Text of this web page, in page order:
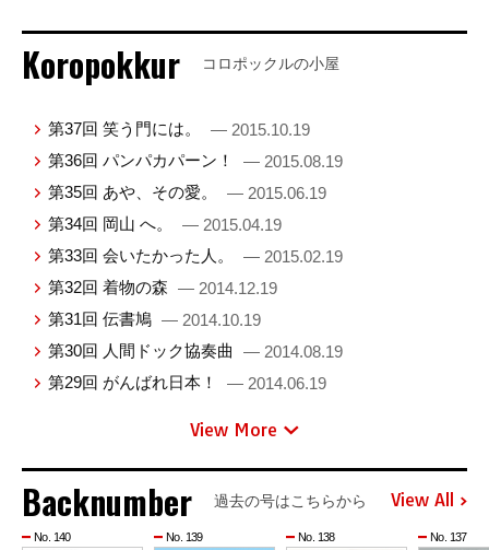
Koropokkur コロポックルの小屋
第37回 笑う門には。
— 2015.10.19
第36回 パンパカパーン！
— 2015.08.19
第35回 あや、その愛。
— 2015.06.19
第34回 岡山 へ。
— 2015.04.19
第33回 会いたかった人。
— 2015.02.19
第32回 着物の森 — 2014.12.19
第31回 伝書鳩 — 2014.10.19
第30回 人間ドック協奏曲
— 2014.08.19
第29回 がんばれ日本！
— 2014.06.19
View More
Backnumber 過去の号はこちらから View All
No. 140 No. 139 No. 138 No. 137